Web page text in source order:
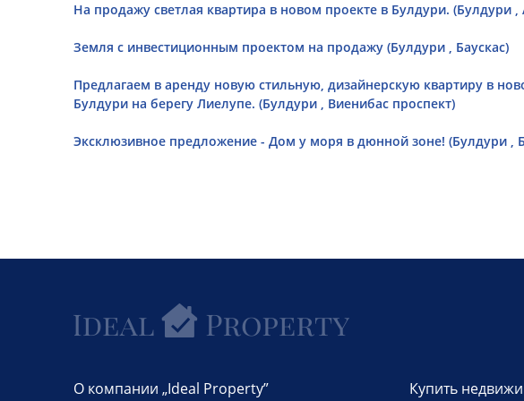
На продажу светлая квартира в новом проекте в Булдури. (Булдури ,
Земля с инвестиционным проектом на продажу (Булдури , Баускас)
Предлагаем в аренду новую стильную, дизайнерскую квартиру в
Булдури на берегу Лиелупе. (Булдури , Виенибас проспект)
Эксклюзивное предложение - Дом у моря в дюнной зоне! (Булдури ,
О компании „Ideal Property” Купить